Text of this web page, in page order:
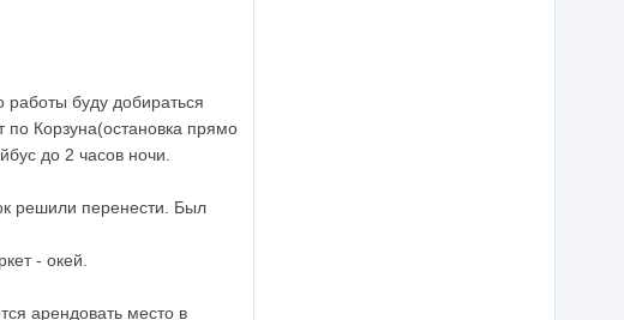
работы буду добираться
по Корзуна(остановка прямо
до 2 часов ночи.
решили перенести. Был
- окей.
арендовать место в